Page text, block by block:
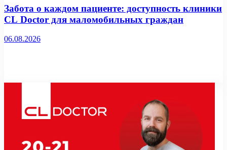
Забота о каждом пациенте: доступность клиники
CL Doctor для маломобильных граждан
06.08.2026